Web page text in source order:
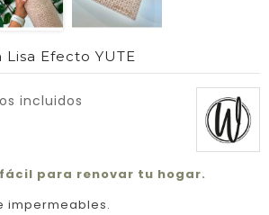
Efecto YUTE
incluidos
para renovar tu hogar.
impermeables.